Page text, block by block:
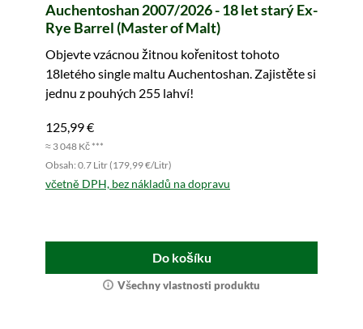
Auchentoshan 2007/2026 - 18 let starý Ex-
Rye Barrel (Master of Malt)
Objevte vzácnou žitnou kořenitost tohoto
18letého single maltu Auchentoshan. Zajistěte si
jednu z pouhých 255 lahví!
125,99 €
≈ 3 048 Kč ***
Obsah: 0.7 Litr (179,99 €/Litr)
včetně DPH, bez nákladů na dopravu
Do košíku
Všechny vlastnosti produktu